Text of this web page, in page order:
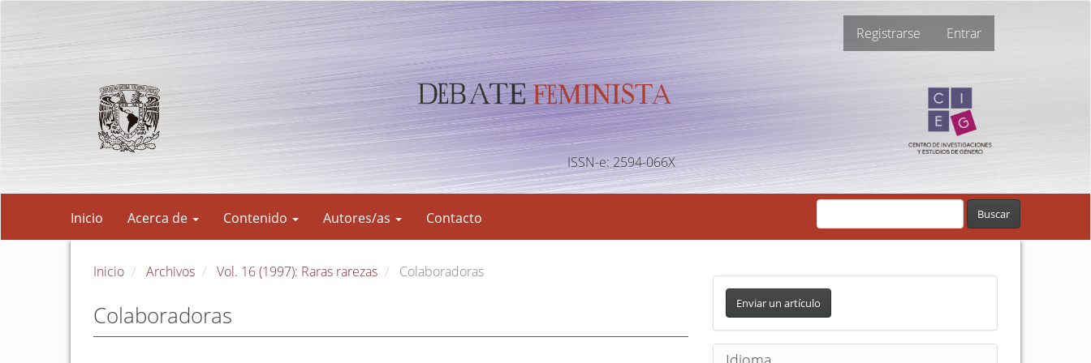
principal
Registrarse Entrar
ISSN-e: 2594-066X
Inicio Acerca de Contenido Autores/as Contacto Buscar
Inicio Archivos Vol. 16 (1997): Raras rarezas Colaboradoras
Colaboradoras
E
v
i
Enviar un artículo